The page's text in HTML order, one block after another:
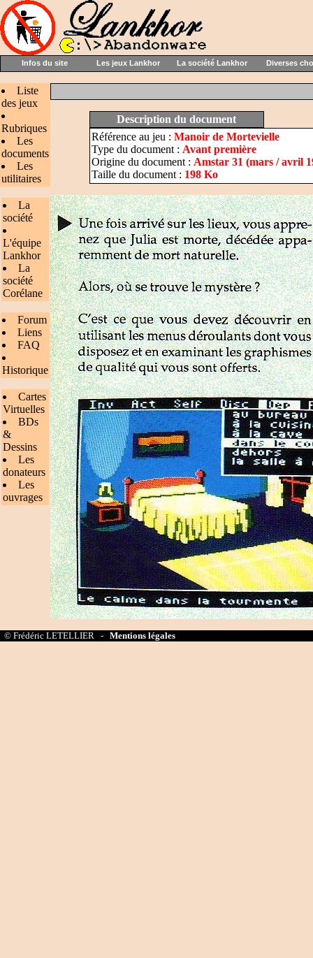
Infos du site Les jeux Lankhor La société Lankhor Diverses
Liste
des jeux
Rubriques
Les
documents
Les
utilitaires
La
société
L'équipe
Lankhor
La
société
Corélane
Forum
Liens
FAQ
Historique
Cartes
Virtuelles
BDs
&
Dessins
Les
donateurs
Les
ouvrages
Description du document
Référence au jeu :Manoir de Mortevielle
Type du document : Avant première
Origine du document : Amstar 31 (mars / avril
Taille du document : 198 Ko
© Frédéric LETELLIER - Mentions légales